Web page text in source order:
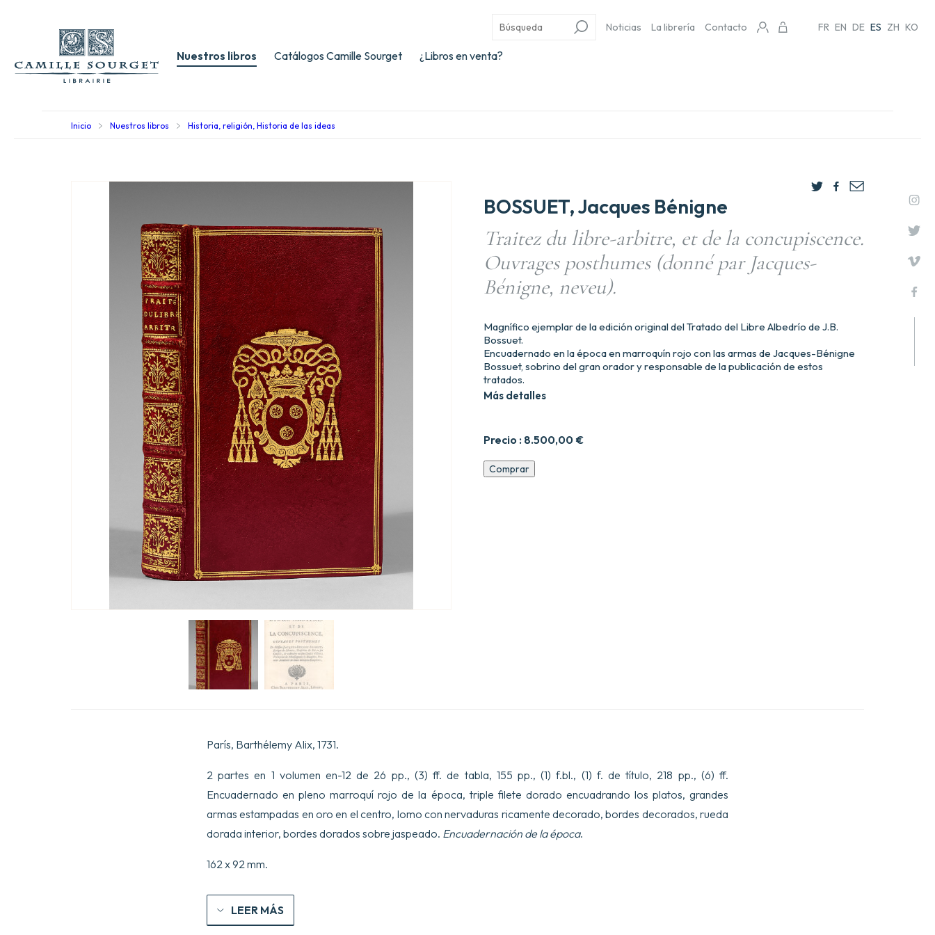
Nuestros libros Catálogos Camille Sourget ¿Libros en venta?
Noticias La librería Contacto FR EN DE ES ZH KO
Inicio Nuestros libros Historia, religión, Historia de las ideas
BOSSUET, Jacques Bénigne
Traitez du libre-arbitre, et de la concupiscence.
Ouvrages posthumes (donné par Jacques-
Bénigne, neveu).
Precio : 8.500,00 €
Magnífico ejemplar de la edición original del Tratado del Libre Albedrío de J.B.
Bossuet.
Encuadernado en la época en marroquín rojo con las armas de Jacques-Bénigne
Bossuet, sobrino del gran orador y responsable de la publicación de estos
tratados.
Más detalles
Traitez
du
Comprar
París, Barthélemy Alix, 1731.
2 partes en 1 volumen en-12 de 26 pp., (3) ff. de tabla, 155 pp., (1) f.bl., (1) f. de título, 218 pp., (6) ff.
Encuadernado en pleno marroquí rojo de la época, triple filete dorado encuadrando los platos, grandes
armas estampadas en oro en el centro, lomo con nervaduras ricamente decorado, bordes decorados, rueda
dorada interior, bordes dorados sobre jaspeado. Encuadernación de la época.
162 x 92 mm.
LEER MÁS